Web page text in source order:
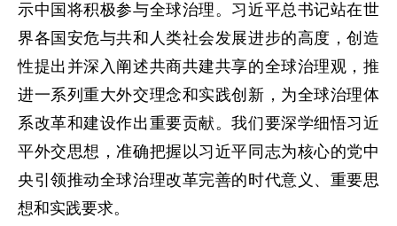
示中国将积极参与全球治理。习近平总书记站在世
界各国安危与共和人类社会发展进步的高度，创造
性提出并深入阐述共商共建共享的全球治理观，推
进一系列重大外交理念和实践创新，为全球治理体
系改革和建设作出重要贡献。我们要深学细悟习近
平外交思想，准确把握以习近平同志为核心的党中
央引领推动全球治理改革完善的时代意义、重要思
想和实践要求。